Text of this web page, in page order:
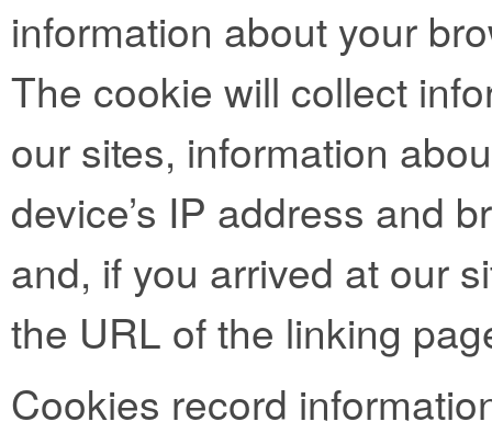
information about your
The cookie will collect
our sites, information
device’s IP address and
and, if you arrived at our
the URL of the linking
Cookies record